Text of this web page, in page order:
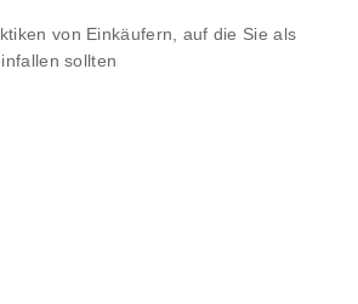
von Einkäufern, auf die Sie als
sollten